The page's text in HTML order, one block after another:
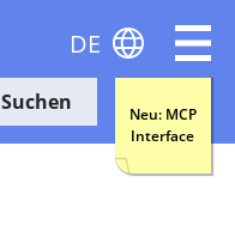
Suchen
Neu: MCP
Interface
DE